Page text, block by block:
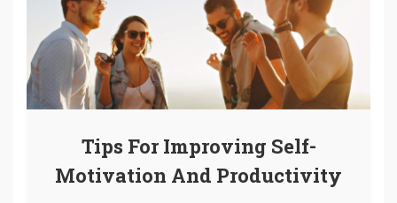
Tips For Improving Self-
Motivation And Productivity